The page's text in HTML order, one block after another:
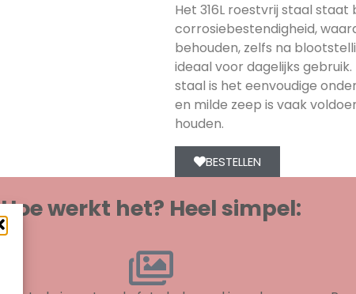
Het 316L roestvrij staal
corrosiebestendigheid,
behouden, zelfs na
ideaal voor dagelijks
staal is het eenvoudige
en milde zeep is vaak
houden.
BESTELLEN
Hoe werkt het? Heel simpel: